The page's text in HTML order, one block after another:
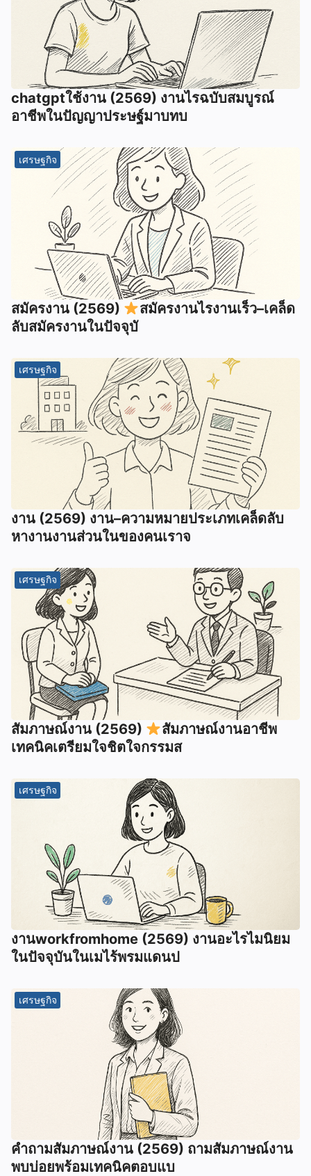
chatgptใช้งาน (2569) งานไรฉบับสมบูรณ์
อาชีพในปัญญาประษฐ์มาบทบ
เศรษฐกิจ
สมัครงาน (2569)
สมัครงานไรงานเร็ว–เคล็ด
ลับสมัครงานในปัจจุบั
เศรษฐกิจ
งาน (2569) งาน–ความหมายประเภทเคล็ดลับ
หางานงานส่วนในของคนเราจ
เศรษฐกิจ
สัมภาษณ์งาน (2569)
สัมภาษณ์งานอาชีพ
เทคนิคเตรียมใจชิตใจกรรมส
เศรษฐกิจ
งานworkfromhome (2569) งานอะไรไมนิยม
ในปัจจุบันในเมไร้พรมแดนป
เศรษฐกิจ
คำถามสัมภาษณ์งาน (2569) ถามสัมภาษณ์งาน
พบบ่อยพร้อมเทคนิคตอบแบ